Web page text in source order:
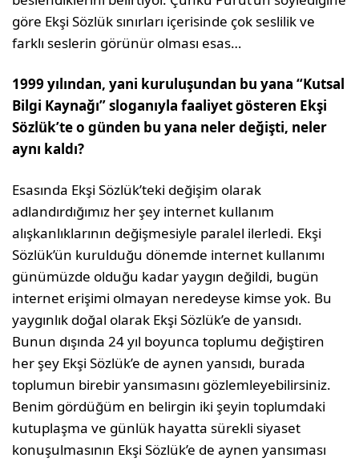
göre Ekşi Sözlük sınırları içerisinde çok seslilik ve
farklı seslerin görünür olması esas…
1999 yılından, yani kuruluşundan bu yana “Kutsal
Bilgi Kaynağı” sloganıyla faaliyet gösteren Ekşi
Sözlük’te o günden bu yana neler değişti, neler
aynı kaldı?
Esasında Ekşi Sözlük’teki değişim olarak
adlandırdığımız her şey internet kullanım
alışkanlıklarının değişmesiyle paralel ilerledi. Ekşi
Sözlük’ün kurulduğu dönemde internet kullanımı
günümüzde olduğu kadar yaygın değildi, bugün
internet erişimi olmayan neredeyse kimse yok. Bu
yaygınlık doğal olarak Ekşi Sözlük’e de yansıdı.
Bunun dışında 24 yıl boyunca toplumu değiştiren
her şey Ekşi Sözlük’e de aynen yansıdı, burada
toplumun birebir yansımasını gözlemleyebilirsiniz.
Benim gördüğüm en belirgin iki şeyin toplumdaki
kutuplaşma ve günlük hayatta sürekli siyaset
konuşulmasının Ekşi Sözlük’e de aynen yansıması